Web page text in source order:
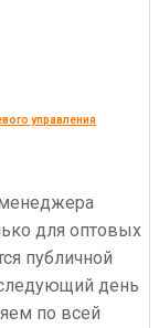
управления
менеджера
для оптовых
публичной
день
по всей